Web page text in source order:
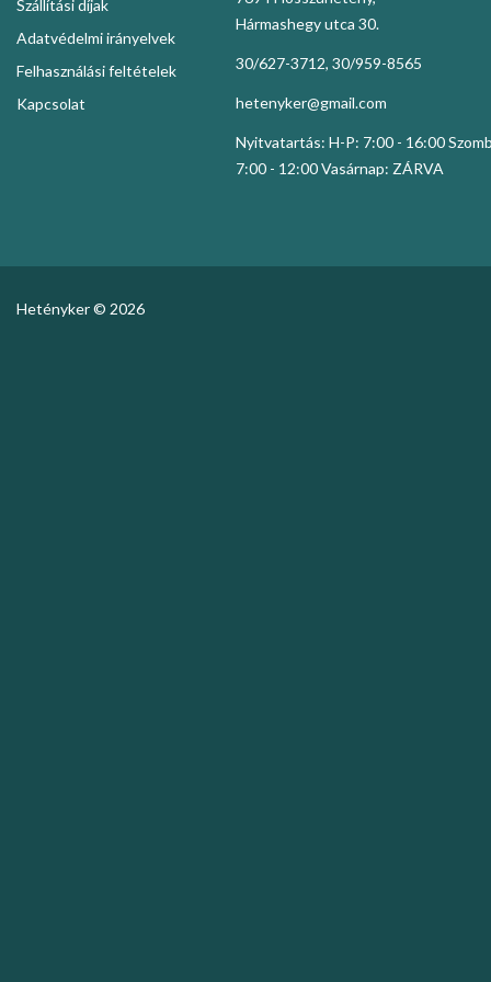
Szállítási díjak
Adatvédelmi irányelvek
Felhasználási feltételek
Kapcsolat
Hármashegy utca 30.
30/627-3712, 30/959-8565
hetenyker@gmail.com
Nyitvatartás: H-P: 7:00 - 16:00
7:00 - 12:00 Vasárnap: ZÁRVA
Hetényker © 2026